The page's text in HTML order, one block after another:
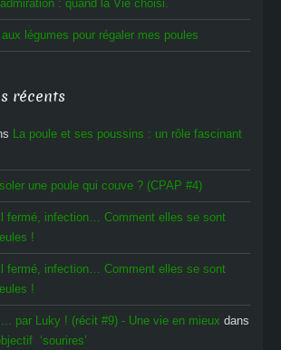
: quand la Vie choisi.
aux légumes pour régaler mes poules
récents
La poule et ses poussins : un rôle fascinant
une poule qui couve ? (CPAP #4)
fermé, infection… Comment elles se sont
!
fermé, infection… Comment elles se sont
!
par Luky ! (récit #9) - Une vie en mieux dans
‘sourires’